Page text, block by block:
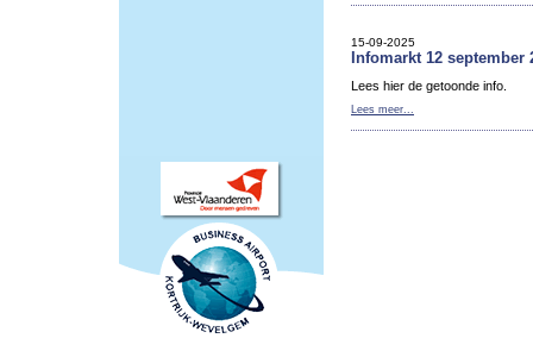
15-09-2025
Infomarkt 12 september
Lees hier de getoonde info.
Lees meer...